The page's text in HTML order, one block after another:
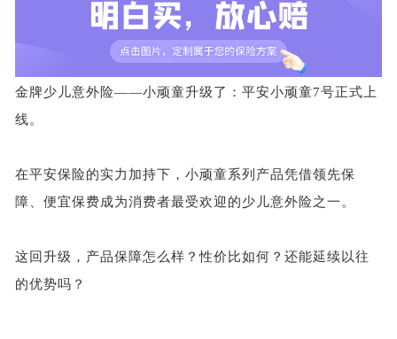
金牌少儿意外险——小顽童升级了：平安小顽童7号正式上
线。
在平安保险的实力加持下，小顽童系列产品凭借领先保
障、便宜保费成为消费者最受欢迎的少儿意外险之一。
这回升级，产品保障怎么样？性价比如何？还能延续以往
的优势吗？